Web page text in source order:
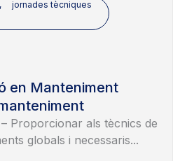
, jornades tècniques
en Manteniment
Proporcionar als tècnics de
globals i necessaris...